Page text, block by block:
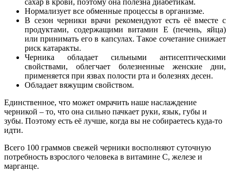
Нормализует все обменные процессы в организме.
В сезон черники врачи рекомендуют есть её вместе с
продуктами, содержащими витамин Е (печень, яйца)
или принимать его в капсулах. Такое сочетание снижает
риск катаракты.
Черника обладает сильными антисептическими
свойствами, облегчает болезненные женские дни,
применяется при язвах полости рта и болезнях десен.
Обладает вяжущим свойством.
Единственное, что может омрачить наше наслаждение
черникой – то, что она сильно пачкает руки, язык, губы и
зубы. Поэтому есть её лучше, когда вы не собираетесь куда-то
идти.
Всего 100 граммов свежей черники восполняют суточную
потребность взрослого человека в витамине С, железе и
марганце.